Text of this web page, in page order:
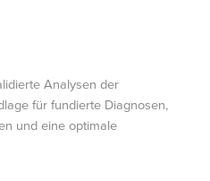
Analysen der
für fundierte Diagnosen,
und eine optimale